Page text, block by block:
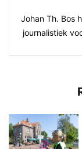
Johan Th. Bos
journalistiek